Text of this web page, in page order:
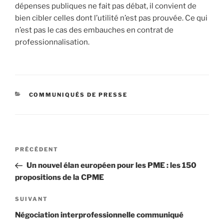
dépenses publiques ne fait pas débat, il convient de
bien cibler celles dont l’utilité n’est pas prouvée. Ce qui
n’est pas le cas des embauches en contrat de
professionnalisation.
CATÉGORIES
COMMUNIQUÉS DE PRESSE
Navigation
l’article
Article
précédent
PRÉCÉDENT
Un nouvel élan européen pour les PME : les 150
propositions de la CPME
Article
suivant
SUIVANT
Négociation interprofessionnelle communiqué